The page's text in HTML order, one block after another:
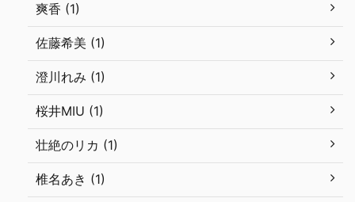
爽香 (1)
佐藤希美 (1)
澄川れみ (1)
桜井MIU (1)
壮絶のリカ (1)
椎名あき (1)